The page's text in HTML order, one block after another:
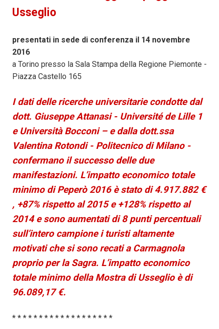
Usseglio
presentati in sede di conferenza il 14 novembre
2016
a Torino presso la Sala Stampa della Regione Piemonte -
Piazza Castello 165
I dati delle ricerche universitarie condotte dal
dott. Giuseppe Attanasi - Université de Lille 1
e Università Bocconi – e dalla dott.ssa
Valentina Rotondi - Politecnico di Milano -
confermano il successo delle due
manifestazioni. L’impatto economico totale
minimo diPeperò2016 è stato di 4.917.882 €
, +87% rispetto al 2015 e +128% rispetto al
2014 e sono aumentati di 8 punti percentuali
sull’intero campione i turisti altamente
motivati che si sono recati a Carmagnola
proprio per la Sagra. L’impatto economico
totale minimo della Mostra di Usseglio è di
96.089,17 €.
* * * * * * * * * * * * * * * * * * *